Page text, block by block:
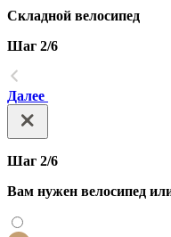
Складной велосипед
Шаг 2/6
Далее
Шаг 2/6
Вам нужен велосипед